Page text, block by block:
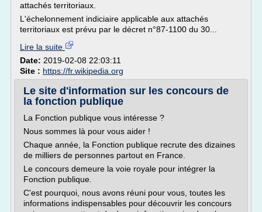
attachés territoriaux.
L'échelonnement indiciaire applicable aux attachés
territoriaux est prévu par le décret n°87-1100 du 30...
Lire la suite
Date: 2019-02-08 22:03:11
Site : https://fr.wikipedia.org
Le site d'information sur les concours de
la fonction publique
La Fonction publique vous intéresse ?
Nous sommes là pour vous aider !
Chaque année, la Fonction publique recrute des dizaines
de milliers de personnes partout en France.
Le concours demeure la voie royale pour intégrer la
Fonction publique.
C'est pourquoi, nous avons réuni pour vous, toutes les
informations indispensables pour découvrir les concours